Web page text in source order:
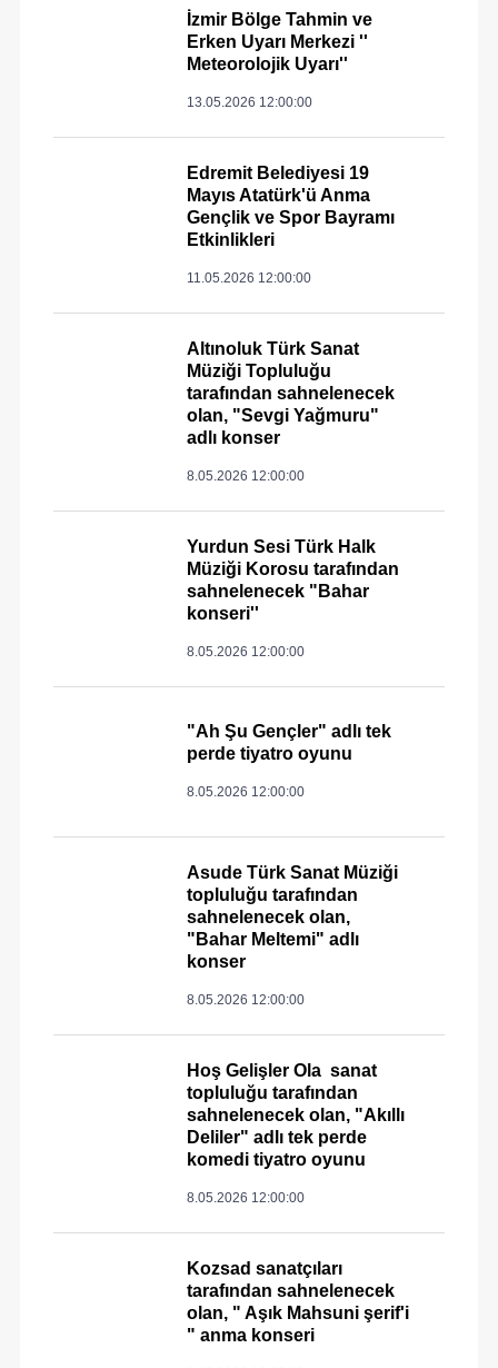
İzmir Bölge Tahmin ve
Erken Uyarı Merkezi ''
Meteorolojik Uyarı''
13.05.2026 12:00:00
Edremit Belediyesi 19
Mayıs Atatürk'ü Anma
Gençlik ve Spor Bayramı
Etkinlikleri
11.05.2026 12:00:00
Altınoluk Türk Sanat
Müziği Topluluğu
tarafından sahnelenecek
olan, "Sevgi Yağmuru"
adlı konser
8.05.2026 12:00:00
Yurdun Sesi Türk Halk
Müziği Korosu tarafından
sahnelenecek "Bahar
konseri''
8.05.2026 12:00:00
"Ah Şu Gençler" adlı tek
perde tiyatro oyunu
8.05.2026 12:00:00
Asude Türk Sanat Müziği
topluluğu tarafından
sahnelenecek olan,
"Bahar Meltemi" adlı
konser
8.05.2026 12:00:00
Hoş Gelişler Ola sanat
topluluğu tarafından
sahnelenecek olan, "Akıllı
Deliler" adlı tek perde
komedi tiyatro oyunu
8.05.2026 12:00:00
Kozsad sanatçıları
tarafından sahnelenecek
olan, " Aşık Mahsuni şerif'i
" anma konseri